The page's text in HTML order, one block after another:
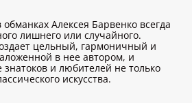
Алексея Барвенко всегда
лишнего или случайного.
цельный, гармоничный и
в нее автором, и
и любителей не только
искусства.